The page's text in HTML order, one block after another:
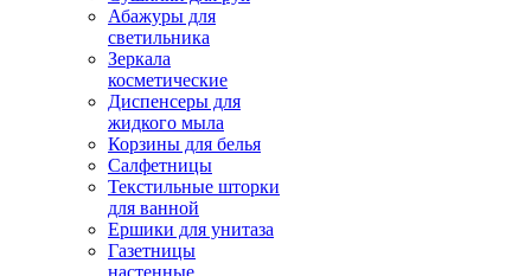
Абажуры для
светильника
Зеркала
косметические
Диспенсеры для
жидкого мыла
Корзины для белья
Салфетницы
Текстильные шторки
для ванной
Ершики для унитаза
Газетницы
настенные